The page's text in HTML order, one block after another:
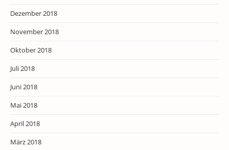
Dezember 2018
November 2018
Oktober 2018
Juli 2018
Juni 2018
Mai 2018
April 2018
März 2018